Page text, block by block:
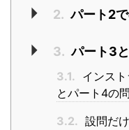
2. パート2
3. パート3
3.1. インス
とパート4の
3.2. 設問だ